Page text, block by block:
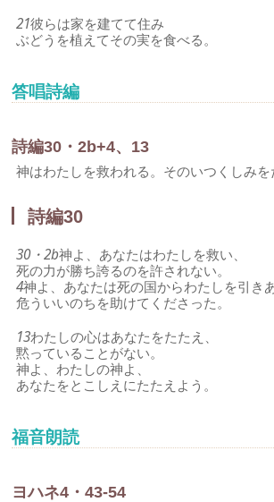
21彼らは家を建てて住み
ぶどうを植えてその実を食べる。
答唱詩編
詩編30・2b+4、13
神はわたしを救われる。そのいつくしみを
詩編30
30・2b神よ、あなたはわたしを救い、
死の力が勝ち誇るのを許されない。
4神よ、あなたは死の国からわたしを引きあ
危ういいのちを助けてくださった。
13わたしの心はあなたをたたえ、
黙っていることがない。
神よ、わたしの神よ、
あなたをとこしえにたたえよう。
福音朗読
ヨハネ4・43-54